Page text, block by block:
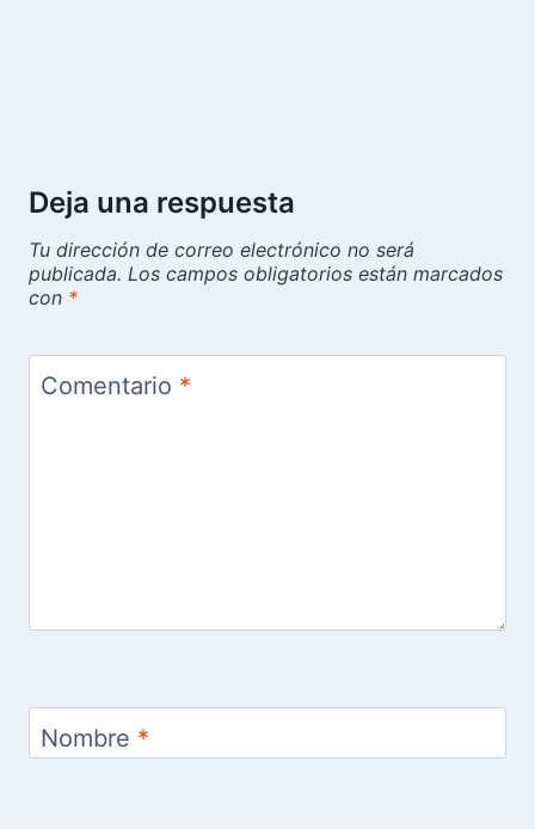
Deja una respuesta
Tu dirección de correo electrónico no será
publicada. Los campos obligatorios están marcados
con *
Comentario *
Nombre *